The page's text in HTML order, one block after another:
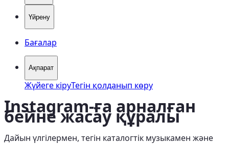
Үйрену
Бағалар
Ақпарат
Жүйеге кіруТегін қолданып көру
Instagram-ға арналған
бейне жасау құралы
Дайын үлгілермен, тегін каталогтік музыкамен және